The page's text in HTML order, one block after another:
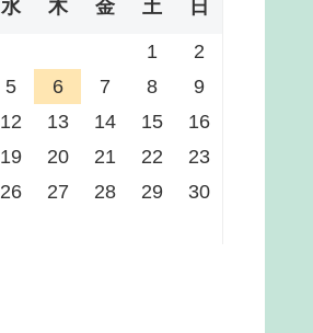
水 木 金 土 日
1
2
5 6 7 8
9
12 13 14 15
16
19 20 21 22
23
26 27 28 29
30